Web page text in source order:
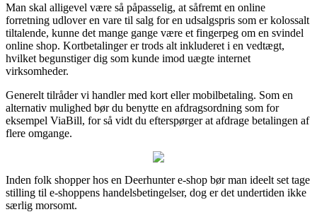
Man skal alligevel være så påpasselig, at såfremt en online
forretning udlover en vare til salg for en udsalgspris som er kolossalt
tiltalende, kunne det mange gange være et fingerpeg om en svindel
online shop. Kortbetalinger er trods alt inkluderet i en vedtægt,
hvilket begunstiger dig som kunde imod uægte internet
virksomheder.
Generelt tilråder vi handler med kort eller mobilbetaling. Som en
alternativ mulighed bør du benytte en afdragsordning som for
eksempel ViaBill, for så vidt du efterspørger at afdrage betalingen af
flere omgange.
Inden folk shopper hos en Deerhunter e-shop bør man ideelt set tage
stilling til e-shoppens handelsbetingelser, dog er det undertiden ikke
særlig morsomt.